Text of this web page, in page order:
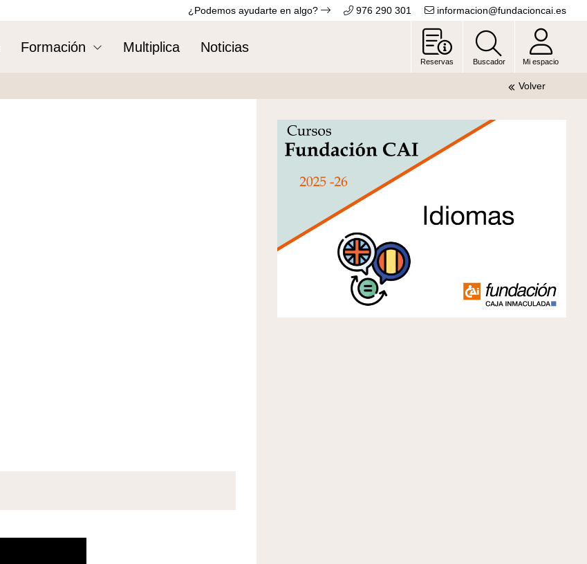
¿Podemos ayudarte en algo? 976 290 301 informacion@fundacioncai.es
Formación Multiplica Noticias
Reservas Buscador Mi espacio
Volver